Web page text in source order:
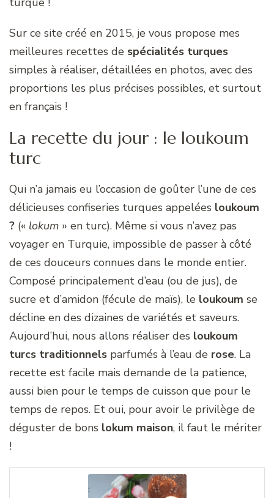
Sur ce site créé en 2015, je vous propose mes
meilleures recettes de spécialités turques
simples à réaliser, détaillées en photos, avec des
proportions les plus précises possibles, et surtout
en français !
La recette du jour : le loukoum
turc
Qui n’a jamais eu l’occasion de goûter l’une de ces
délicieuses confiseries turques appelées loukoum
? (« lokum » en turc). Même si vous n’avez pas
voyager en Turquie, impossible de passer à côté
de ces douceurs connues dans le monde entier.
Composé principalement d’eau (ou de jus), de
sucre et d’amidon (fécule de maïs), le loukoum se
décline en des dizaines de variétés et saveurs.
Aujourd’hui, nous allons réaliser des loukoum
turcs traditionnels parfumés à l’eau de rose. La
recette est facile mais demande de la patience,
aussi bien pour le temps de cuisson que pour le
temps de repos. Et oui, pour avoir le privilège de
déguster de bons lokum maison, il faut le mériter
!